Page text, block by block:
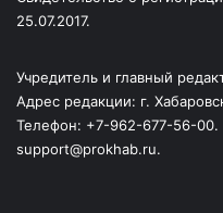
25.07.2017.
Учредитель и главный
Адрес редакции: г.
Телефон: +7-962-677-56-00.
support@prokhab.ru.